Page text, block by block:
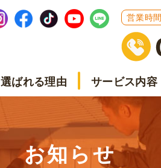
営業時間
選ばれる理由 サービス内容
お知らせ